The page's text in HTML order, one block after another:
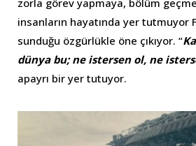
insanların hayatında yer tutmuyor
sunduğu özgürlükle öne çıkıyor. “
dünya bu; ne istersen ol, ne
apayrı bir yer tutuyor.